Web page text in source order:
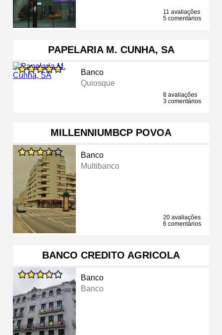
11 avaliações
5 comentários
PAPELARIA M. CUNHA, SA
Banco
Quiosque
8 avaliações
3 comentários
MILLENNIUMBCP POVOA
Banco
Multibanco
20 avaliações
6 comentários
BANCO CREDITO AGRICOLA
Banco
Banco